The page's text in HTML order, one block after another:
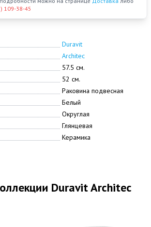
Duravit
Architec
57.5 см.
52 см.
Раковина подвесная
Белый
Округлая
Глянцевая
Керамика
109-38-45
Duravit Architec